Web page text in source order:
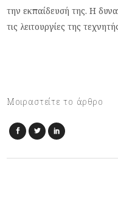
την εκπαίδευσή της. Η
τις λειτουργίες της
Μοιραστείτε το άρθρο